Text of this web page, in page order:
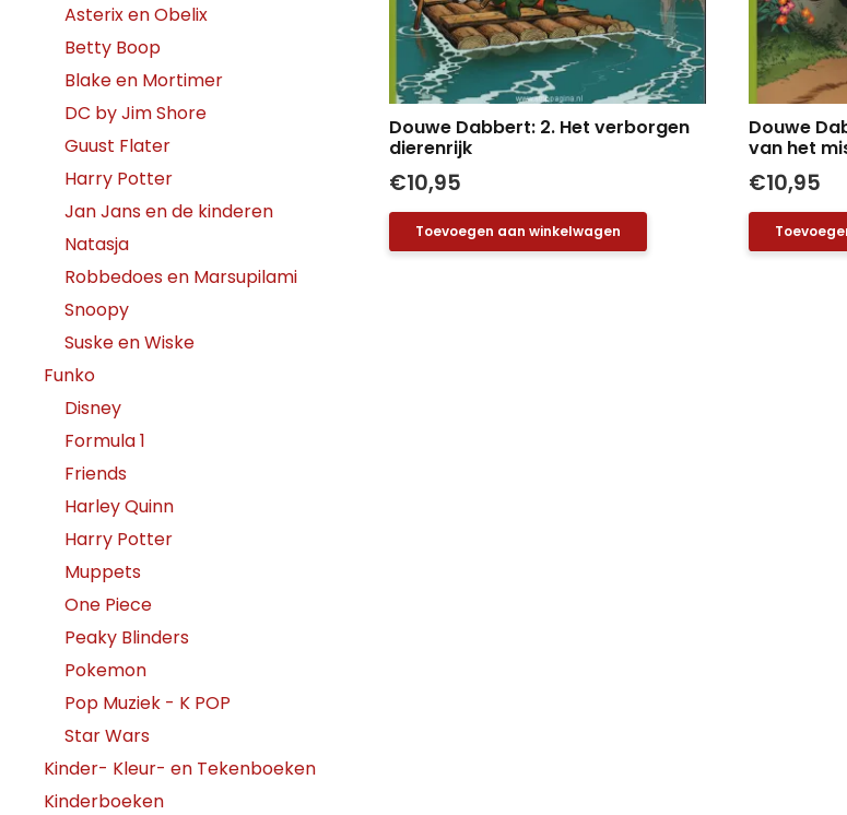
Douwe Dabbert: 2. Het verborgen
dierenrijk
€10,95
Toevoegen aan winkelwagen
Douwe
van het
€10,95
Asterix en Obelix
Betty Boop
Blake en Mortimer
DC by Jim Shore
Guust Flater
Harry Potter
Jan Jans en de kinderen
Natasja
Robbedoes en Marsupilami
Snoopy
Suske en Wiske
Funko
Disney
Formula 1
Friends
Harley Quinn
Harry Potter
Muppets
One Piece
Peaky Blinders
Pokemon
Pop Muziek - K POP
Star Wars
Kinder- Kleur- en Tekenboeken
Kinderboeken